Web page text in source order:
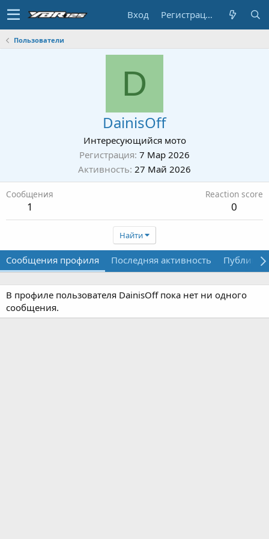
Вход Регистрация
Пользователи
D
DainisOff
Интересующийся мото
Регистрация 7 Мар 2026
Активность 27 Май 2026
Сообщения
1
Reaction score
0
Найти
Сообщения профиля Последняя активность
В профиле пользователя DainisOff пока нет ни одного
сообщения.